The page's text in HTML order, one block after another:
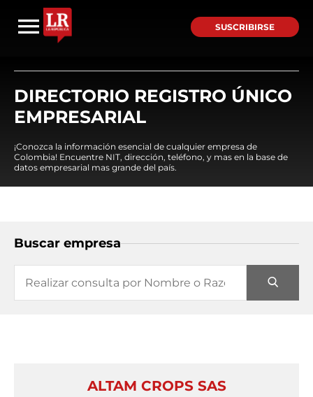
SUSCRIBIRSE
DIRECTORIO REGISTRO ÚNICO
EMPRESARIAL
¡Conozca la información esencial de cualquier empresa de
Colombia! Encuentre NIT, dirección, teléfono, y mas en la base de
datos empresarial mas grande del país.
Buscar empresa
ALTAM CROPS SAS